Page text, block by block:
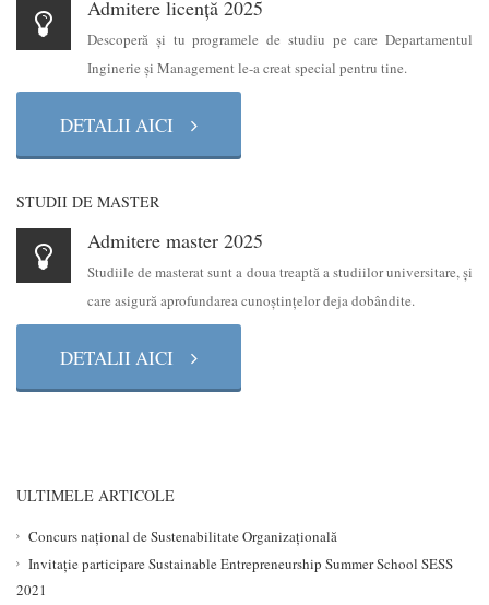
Admitere licență 2025
Descoperă şi tu programele de studiu pe care Departamentul
Inginerie şi Management le-a creat special pentru tine.
DETALII AICI
STUDII DE MASTER
Admitere master 2025
Studiile de masterat sunt a doua treaptă a studiilor universitare, şi
care asigură aprofundarea cunoştinţelor deja dobândite.
DETALII AICI
ULTIMELE ARTICOLE
Concurs național de Sustenabilitate Organizațională
Invitație participare Sustainable Entrepreneurship Summer School SESS
2021